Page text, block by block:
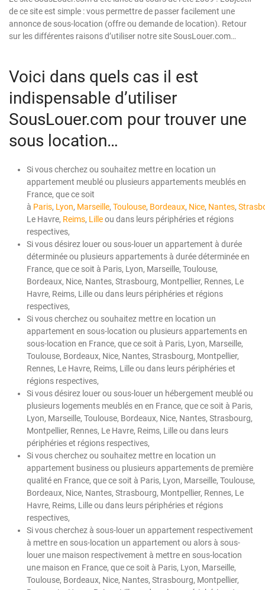
de ce site est simple : vous permettre de passer facilement une
annonce de sous-location (offre ou demande de location). Retour
sur les différentes raisons d’utiliser notre site SousLouer.com…
Voici dans quels cas il est
indispensable d’utiliser
SousLouer.com pour trouver une
sous location…
Si vous cherchez ou souhaitez mettre en location un
appartement meublé ou plusieurs appartements meublés en
France, que ce soit
à Paris, Lyon, Marseille, Toulouse, Bordeaux, Nice, Nantes,
Le Havre, Reims, Lilleou dans leurs périphéries et régions
respectives,
Si vous désirez louer ou sous-louer un appartement à durée
déterminée ou plusieurs appartements à durée déterminée en
France, que ce soit à Paris, Lyon, Marseille, Toulouse,
Bordeaux, Nice, Nantes, Strasbourg, Montpellier, Rennes, Le
Havre, Reims, Lille ou dans leurs périphéries et régions
respectives,
Si vous cherchez ou souhaitez mettre en location un
appartement en sous-location ou plusieurs appartements en
sous-location en France, que ce soit à Paris, Lyon, Marseille,
Toulouse, Bordeaux, Nice, Nantes, Strasbourg, Montpellier,
Rennes, Le Havre, Reims, Lille ou dans leurs périphéries et
régions respectives,
Si vous désirez louer ou sous-louer un hébergement meublé ou
plusieurs logements meublés en en France, que ce soit à Paris,
Lyon, Marseille, Toulouse, Bordeaux, Nice, Nantes, Strasbourg,
Montpellier, Rennes, Le Havre, Reims, Lille ou dans leurs
périphéries et régions respectives,
Si vous cherchez ou souhaitez mettre en location un
appartement business ou plusieurs appartements de première
qualité en France, que ce soit à Paris, Lyon, Marseille, Toulouse,
Bordeaux, Nice, Nantes, Strasbourg, Montpellier, Rennes, Le
Havre, Reims, Lille ou dans leurs périphéries et régions
respectives,
Si vous cherchez à sous-louer un appartement respectivement
à mettre en sous-location un appartement ou alors à sous-
louer une maison respectivement à mettre en sous-location
une maison en France, que ce soit à Paris, Lyon, Marseille,
Toulouse, Bordeaux, Nice, Nantes, Strasbourg, Montpellier,